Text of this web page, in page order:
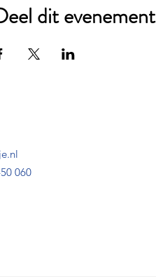
dit evenement
060